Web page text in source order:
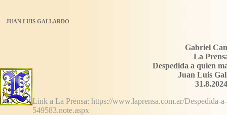
JUAN LUIS GALLARDO
Gabriel
La
Despedida a quien
Juan Luis
31.8.2024
Link a La Prensa: https://www.laprensa.com.ar/Despedida-
549583.note.aspx